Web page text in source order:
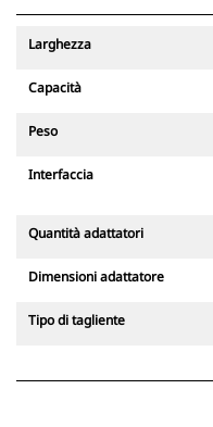
Larghezza
Capacità
Peso
Interfaccia
Quantità adattatori
Dimensioni adattatore
Tipo di tagliente